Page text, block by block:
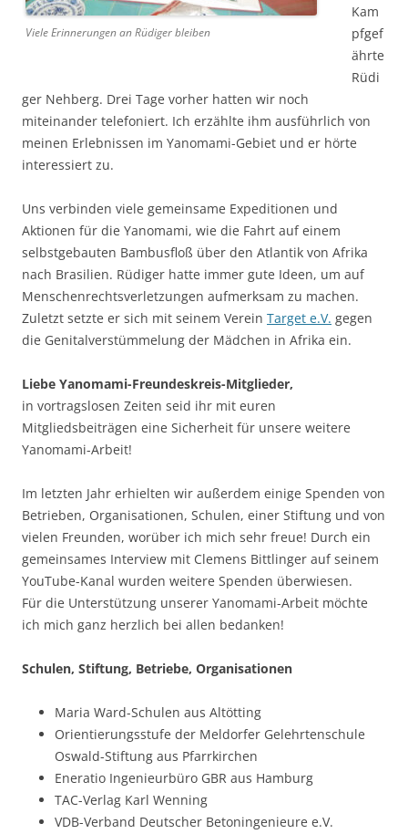
Viele Erinnerungen an Rüdiger bleiben
Kam
pfgef
ährte
Rüdi
ger Nehberg. Drei Tage vorher hatten wir noch
miteinander telefoniert. Ich erzählte ihm ausführlich von
meinen Erlebnissen im Yanomami-Gebiet und er hörte
interessiert zu.
Uns verbinden viele gemeinsame Expeditionen und
Aktionen für die Yanomami, wie die Fahrt auf einem
selbstgebauten Bambusfloß über den Atlantik von Afrika
nach Brasilien. Rüdiger hatte immer gute Ideen, um auf
Menschenrechtsverletzungen aufmerksam zu machen.
Zuletzt setzte er sich mit seinem Verein Target e.V. gegen
die Genitalverstümmelung der Mädchen in Afrika ein.
Liebe Yanomami-Freundeskreis-Mitglieder,
in vortragslosen Zeiten seid ihr mit euren
Mitgliedsbeiträgen eine Sicherheit für unsere weitere
Yanomami-Arbeit!
Im letzten Jahr erhielten wir außerdem einige Spenden von
Betrieben, Organisationen, Schulen, einer Stiftung und von
vielen Freunden, worüber ich mich sehr freue! Durch ein
gemeinsames Interview mit Clemens Bittlinger auf seinem
YouTube-Kanal wurden weitere Spenden überwiesen.
Für die Unterstützung unserer Yanomami-Arbeit möchte
ich mich ganz herzlich bei allen bedanken!
Schulen, Stiftung, Betriebe, Organisationen
Maria Ward-Schulen aus Altötting
Orientierungsstufe der Meldorfer Gelehrtenschule
Oswald-Stiftung aus Pfarrkirchen
Eneratio Ingenieurbüro GBR aus Hamburg
TAC-Verlag Karl Wenning
VDB-Verband Deutscher Betoningenieure e.V.